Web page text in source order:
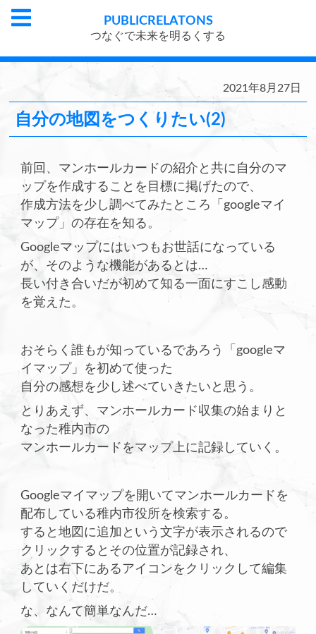
PUBLICRELATONS
つなぐで未来を明るくする
2021年8月27日
自分の地図をつくりたい(2)
前回、マンホールカードの紹介と共に自分のマ
ップを作成することを目標に掲げたので、
作成方法を少し調べてみたところ「googleマイ
マップ」の存在を知る。
Googleマップにはいつもお世話になっている
が、そのような機能があるとは…
長い付き合いだが初めて知る一面にすこし感動
を覚えた。
おそらく誰もが知っているであろう「googleマ
イマップ」を初めて使った
自分の感想を少し述べていきたいと思う。
とりあえず、マンホールカード収集の始まりと
なった稚内市の
マンホールカードをマップ上に記録していく。
Googleマイマップを開いてマンホールカードを
配布している稚内市役所を検索する。
すると地図に追加という文字が表示されるので
クリックするとその位置が記録され、
あとは右下にあるアイコンをクリックして編集
していくだけだ。
な、なんて簡単なんだ…